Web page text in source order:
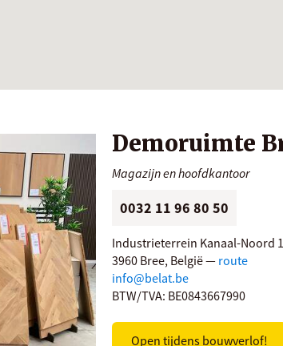
Demoruimte
Magazijn en hoofdkantoor
0032 11 96 80 50
Industrieterrein Kanaal-Noord
3960 Bree, België — route
info@belat.be
BTW/TVA: BE0843667990
Open tijdens bouwverlof!